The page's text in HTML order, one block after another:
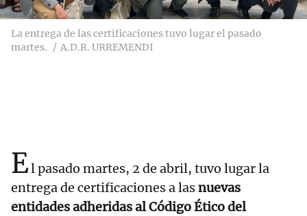
La entrega de las certificaciones tuvo lugar el pasado
martes.
A.D.R. URREMENDI
El pasado martes, 2 de abril, tuvo lugar la
entrega de certificaciones a lasnuevas
entidades adheridas al Código Ético del